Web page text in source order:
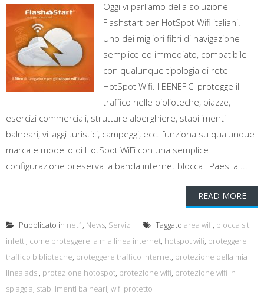
Oggi vi parliamo della soluzione
Flashstart per HotSpot Wifi italiani.
Uno dei migliori filtri di navigazione
semplice ed immediato, compatibile
con qualunque tipologia di rete
HotSpot Wifi. I BENEFICI protegge il
traffico nelle biblioteche, piazze,
esercizi commerciali, strutture alberghiere, stabilimenti
balneari, villaggi turistici, campeggi, ecc. funziona su qualunque
marca e modello di HotSpot WiFi con una semplice
configurazione preserva la banda internet blocca i Paesi a ...
READ MORE
Pubblicato in net1, News, Servizi Taggato area wifi, blocca siti
infetti, come proteggere la mia linea internet, hotspot wifi, proteggere
traffico biblioteche, proteggere traffico internet, protezione della mia
linea adsl, protezione hotospot, protezione wifi, protezione wifi in
spiaggia, stabilimenti balneari, wifi protetto